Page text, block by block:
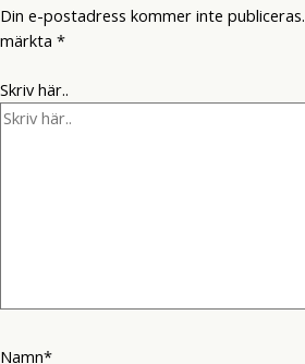
Din e-postadress kommer inte publiceras.
märkta *
Skriv här..
Namn*